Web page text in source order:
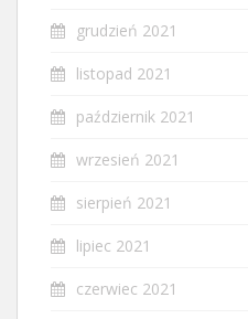
grudzień 2021
listopad 2021
październik 2021
wrzesień 2021
sierpień 2021
lipiec 2021
czerwiec 2021